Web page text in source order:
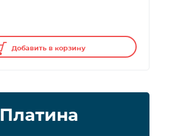
Добавить в корзину
Платина